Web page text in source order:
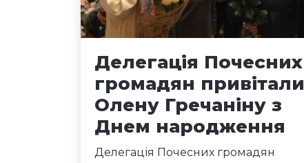
Делегація Почесних
громадян привітали
Олену Гречаніну з
Днем народження
Делегація Почесних громадян